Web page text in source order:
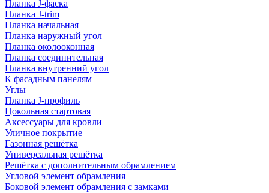
Планка J-фаска
Планка J-trim
Планка начальная
Планка наружный угол
Планка околооконная
Планка соединительная
Планка внутренний угол
К фасадным панелям
Углы
Планка J-профиль
Цокольная стартовая
Аксессуары для кровли
Уличное покрытие
Газонная решётка
Универсальная решётка
Решётка с дополнительным обрамлением
Угловой элемент обрамления
Боковой элемент обрамления с замками